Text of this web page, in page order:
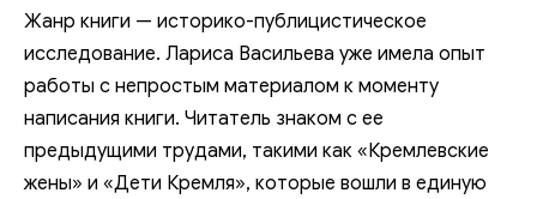
Жанр книги — историко-публицистическое
исследование. Лариса Васильева уже имела опыт
работы с непростым материалом к моменту
написания книги. Читатель знаком с ее
предыдущими трудами, такими как «Кремлевские
жены» и «Дети Кремля», которые вошли в единую